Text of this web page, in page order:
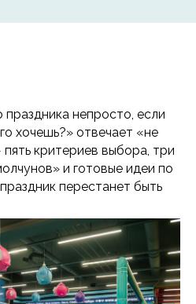
непросто, если
хочешь?» отвечает «не
критериев выбора, три
и готовые идеи по
перестанет быть